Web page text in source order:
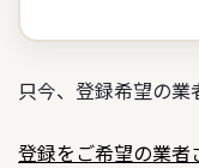
只今、登録希望の業
登録をご希望の業者